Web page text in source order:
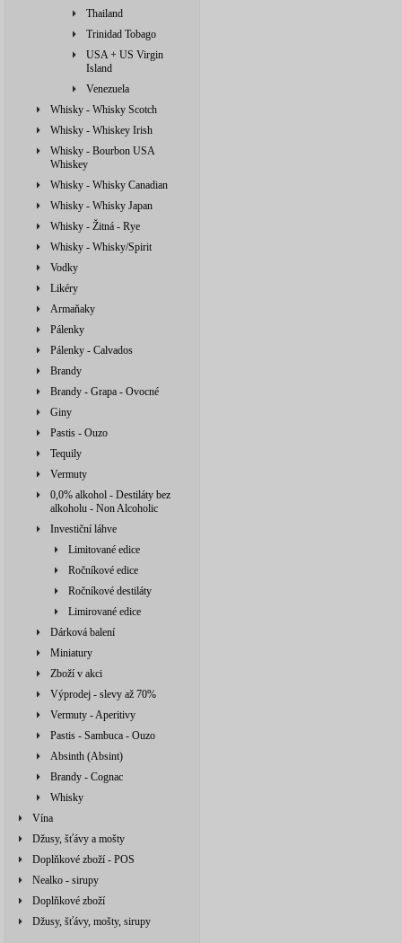
Thailand
Trinidad Tobago
USA + US Virgin
Island
Venezuela
Whisky - Whisky Scotch
Whisky - Whiskey Irish
Whisky - Bourbon USA
Whiskey
Whisky - Whisky Canadian
Whisky - Whisky Japan
Whisky - Žitná - Rye
Whisky - Whisky/Spirit
Vodky
Likéry
Armaňaky
Pálenky
Pálenky - Calvados
Brandy
Brandy - Grapa - Ovocné
Giny
Pastis - Ouzo
Tequily
Vermuty
0,0% alkohol - Destiláty bez
alkoholu - Non Alcoholic
Investiční láhve
Limitované edice
Ročníkové edice
Ročníkové destiláty
Limirované edice
Dárková balení
Miniatury
Zboží v akci
Výprodej - slevy až 70%
Vermuty - Aperitivy
Pastis - Sambuca - Ouzo
Absinth (Absint)
Brandy - Cognac
Whisky
Vína
Džusy, šťávy a mošty
Doplňkové zboží - POS
Nealko - sirupy
Doplňkové zboží
Džusy, šťávy, mošty, sirupy